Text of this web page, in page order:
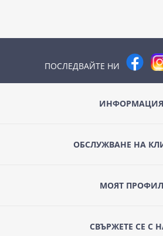
ПОСЛЕДВАЙТЕ НИ
ИНФОРМАЦИЯ
ОБСЛУЖВАНЕ НА
МОЯТ ПРОФИЛ
СВЪРЖЕТЕ СЕ С